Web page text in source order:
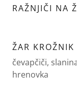
RAŽNJIČI NA
ŽAR KROŽNIK
čevapčiči,
hrenovka